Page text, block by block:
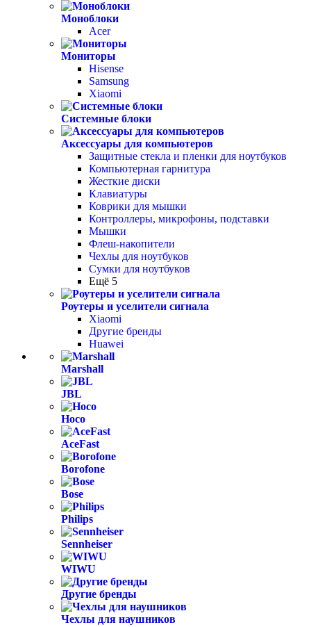
Моноблоки
Acer
Мониторы
Hisense
Samsung
Xiaomi
Системные блоки
Аксессуары для компьютеров
Защитные стекла и пленки для ноутбуков
Компьютерная гарнитура
Жесткие диски
Клавиатуры
Коврики для мышки
Контроллеры, микрофоны, подставки
Мышки
Флеш-накопители
Чехлы для ноутбуков
Сумки для ноутбуков
Ещё 5
Роутеры и уселители сигнала
Xiaomi
Другие бренды
Huawei
Marshall
JBL
Hoco
AceFast
Borofone
Bose
Philips
Sennheiser
WIWU
Другие бренды
Чехлы для наушников